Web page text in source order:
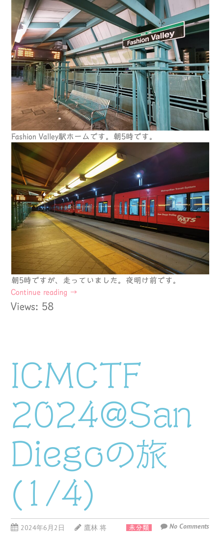
Fashion Valley駅ホームです。朝5時です。
朝5時ですが、走っていました。夜明け前です。
Continue reading →
Views: 58
ICMCTF
2024@San
Diegoの旅
(1/4)
2024年6月2日 鷹林 将 未分類 No Comments